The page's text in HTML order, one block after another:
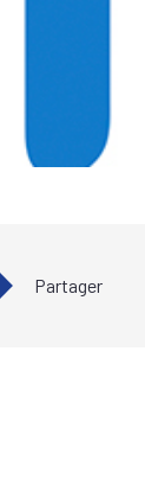
Partager